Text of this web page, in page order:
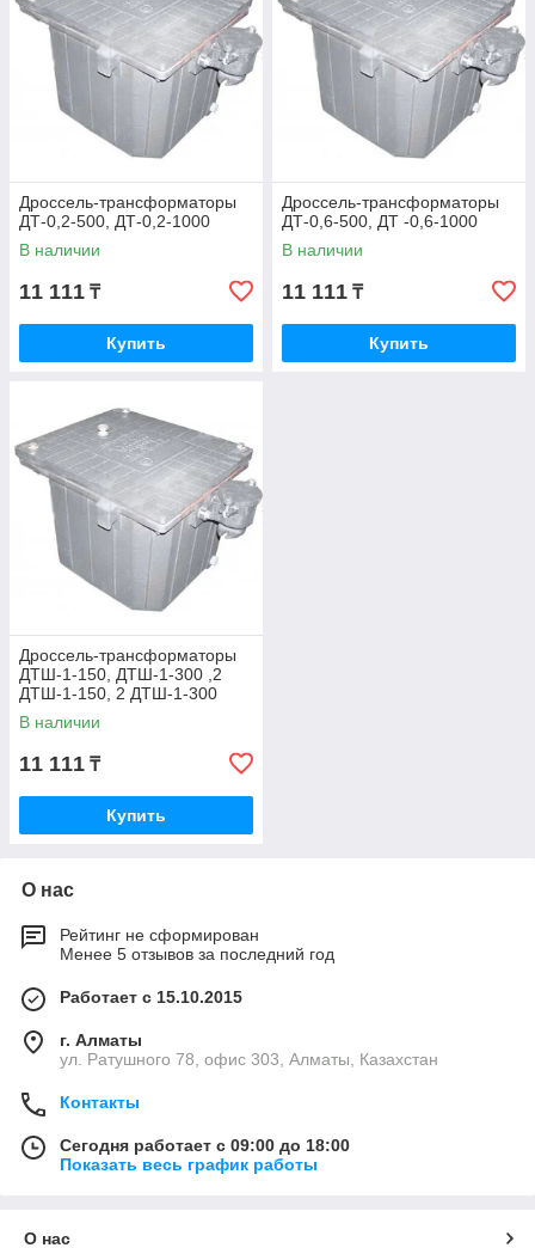
Дроссель‑трансформаторы
ДТ-0,2-500, ДТ-0,2-1000
В наличии
11 111 ₸
Купить
Дроссель‑трансформаторы
ДТ-0,6-500, ДТ -0,6-1000
В наличии
11 111 ₸
Купить
Дроссель‑трансформаторы
ДТШ-1-150, ДТШ-1-300 ,2
ДТШ-1-150, 2 ДТШ-1-300
В наличии
11 111 ₸
Купить
О нас
Рейтинг не сформирован
Менее 5 отзывов за последний год
Работает с 15.10.2015
г. Алматы
ул. Ратушного 78, офис 303, Алматы, Казахстан
Контакты
Сегодня работает с 09:00 до 18:00
Показать весь график работы
О нас